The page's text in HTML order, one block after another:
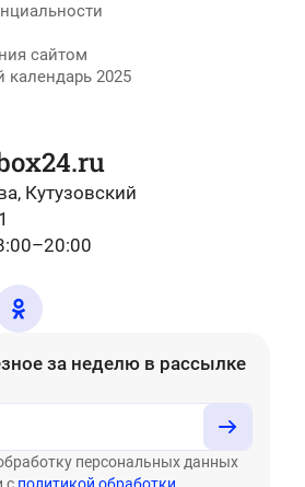
сайтом
2025
Кутузовский
за неделю в рассылке
персональных данных